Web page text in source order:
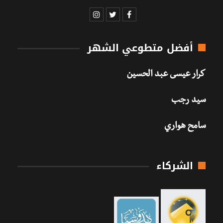
أفضل متطوعي الشهر
كرار عيسى عبد الحسين
سيد رجب
سامح هواري
الشركاء